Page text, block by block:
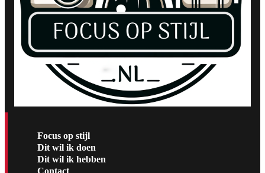
Focus op stijl
Dit wil ik doen
Dit wil ik hebben